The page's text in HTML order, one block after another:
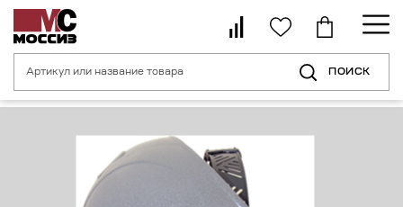
ПОИСК
Главная страница Средства индивидуальной защиты